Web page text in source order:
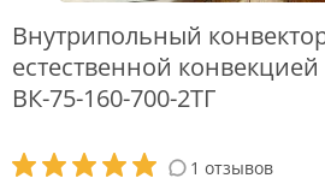
Внутрипольный
естественной
ВК-75-160-700-2ТГ
1 отзывов